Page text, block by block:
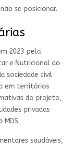
se posicionar.
2023 pela
e Nutricional do
sociedade civil
em territórios
do projeto,
privadas
saudáveis,